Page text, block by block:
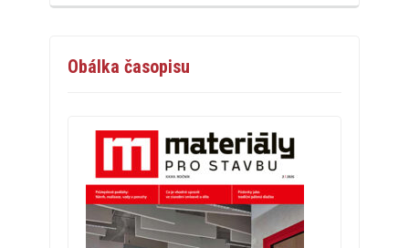
Obálka časopisu